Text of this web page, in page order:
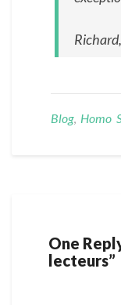
Blog, Homo
One
lecteurs”